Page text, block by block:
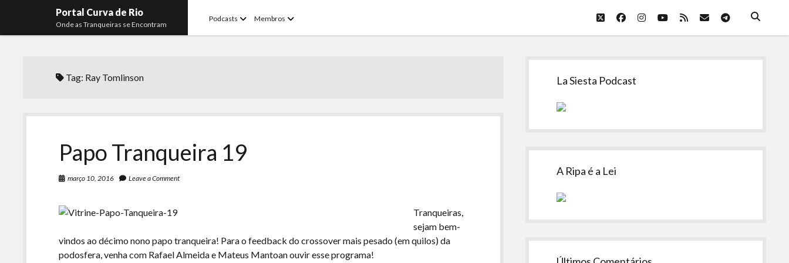
Portal Curva de Rio
Onde as Tranqueiras se Encontram
Podcasts openMembros open
twitterfacebookinstagram
youtube
rss emailtelegram
Tag: Ray Tomlinson
Papo Tranqueira 19
março 10, 2016 Leave a Comment
Tranqueiras,
sejam bem-
vindos ao décimo nono papo tranqueira! Para o feedback do crossover mais pesado (em quilos) da
podosfera, venha com Rafael Almeida e Mateus Mantoan ouvir esse programa!
Sidebar
La Siesta Podcast
A Ripa é a Lei